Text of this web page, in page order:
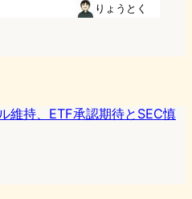
りょうとく
維持、ETF承認期待とSEC慎